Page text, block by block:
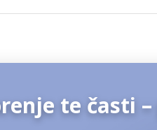
te časti –